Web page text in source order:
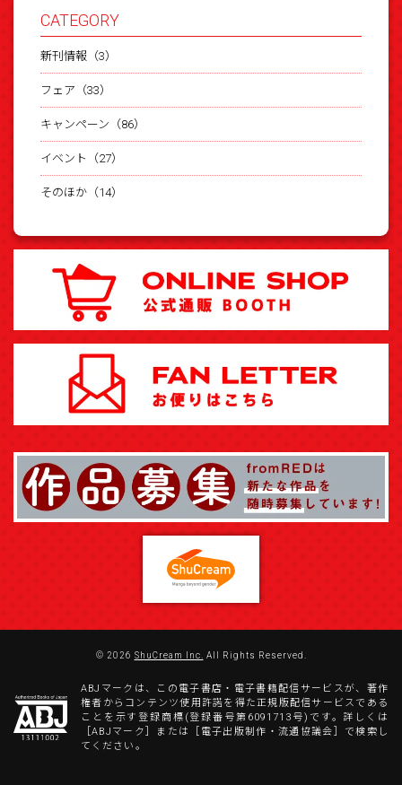
CATEGORY
新刊情報（3）
フェア（33）
キャンペーン（86）
イベント（27）
そのほか（14）
© 2026 ShuCream Inc. All Rights Reserved.
ABJマークは、この電子書店・電子書籍配信サービスが、著作
権者からコンテンツ使用許諾を得た正規版配信サービスである
ことを示す登録商標(登録番号第6091713号)です。詳しくは
［ABJマーク］または［電子出版制作・流通協議会］で検索し
てください。